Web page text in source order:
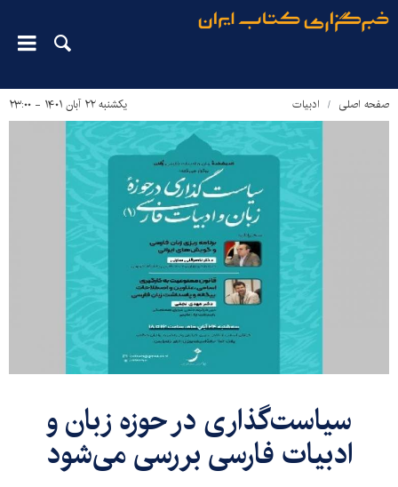
صفحه اصلی ادبیات یکشنبه ۲۲ آبان ۱۴۰۱ - ۲۳:۰۰
سیاست‌گذاری در حوزه‌ زبان و
ادبیات فارسی بررسی می‌شود